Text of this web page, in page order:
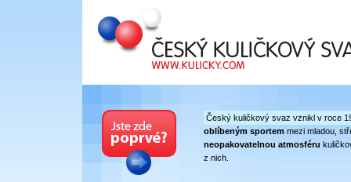
Český kuličkový svaz
Český kuličkový svaz vznikl v roce
oblíbeným sportem mezi mladou,
neopakovatelnou atmosféru
z nich.